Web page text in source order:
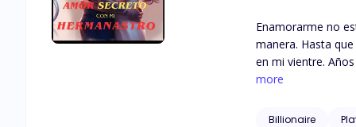
Enamorarme no
manera. Hasta
en mi vientre.
desata cuando le
more
Billionaire